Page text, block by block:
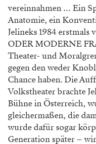
vereinnahmen … Ein
Anatomie, ein
Jelineks 1984
ODER MODERNE
Theater- und
gegen den weder
Chance haben. Die
Volkstheater brachte
Bühne in Österreich,
gleichermaßen, die
wurde dafür sogar
Generation später –